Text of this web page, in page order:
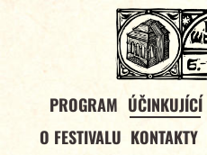
PROGRAM ÚČINKUJÍCÍ
O FESTIVALU KONTAKTY